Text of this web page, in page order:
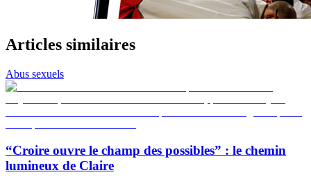
Articles similaires
Abus sexuels
“Croire ouvre le champ des possibles” : le chemin
lumineux de Claire